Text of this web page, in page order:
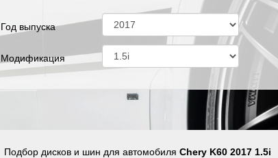
Год выпуска
Модификация
Подбор дисков и шин для автомобиля Chery K60 2017 1.5i